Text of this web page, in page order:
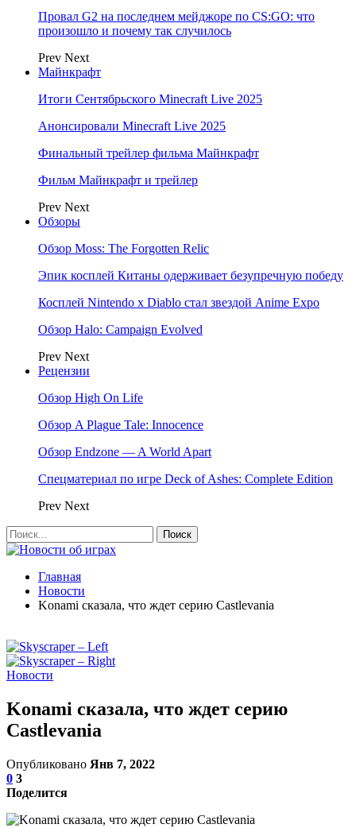
Провал G2 на последнем мейджоре по CS:GO: что
произошло и почему так случилось
Prev Next
Майнкрафт
Итоги Сентябрьского Minecraft Live 2025
Анонсировали Minecraft Live 2025
Финальный трейлер фильма Майнкрафт
Фильм Майнкрафт и трейлер
Prev Next
Обзоры
Обзор Moss: The Forgotten Relic
Эпик косплей Китаны одерживает безупречную победу
Косплей Nintendo x Diablo стал звездой Anime Expo
Обзор Halo: Campaign Evolved
Prev Next
Рецензии
Обзор High On Life
Обзор A Plague Tale: Innocence
Обзор Endzone — A World Apart
Спецматериал по игре Deck of Ashes: Complete Edition
Prev Next
Главная
Новости
Konami сказала, что ждет серию Castlevania
Новости
Konami сказала, что ждет серию
Castlevania
Опубликовано Янв 7, 2022
0 3
Поделится